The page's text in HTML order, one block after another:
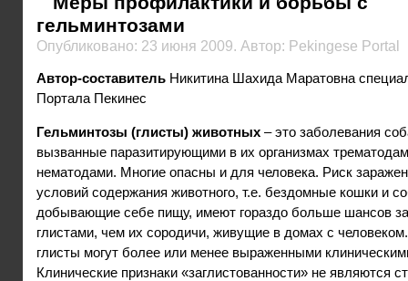
гельминтозами
Опубликовано: 23 июня 2009. Автор: Pekingese Portal
Автор-составительНикитина Шахида Маратовна
Портала Пекинес
Гельминтозы (глисты) животных– это заболевания
вызванные паразитирующими в их организмах
нематодами. Многие опасны и для человека. Риск
условий содержания животного, т.е. бездомные кошки и
добывающие себе пищу, имеют гораздо больше шансов
глистами, чем их сородичи, живущие в домах с
глисты могут более или менее выраженными
Клинические признаки «заглистованности» не являются